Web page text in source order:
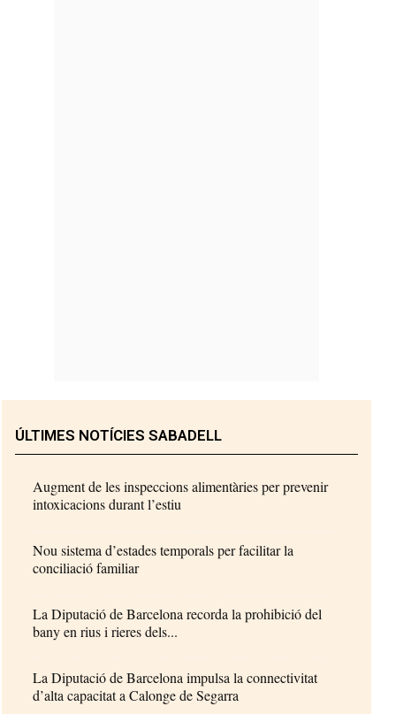
ÚLTIMES NOTÍCIES SABADELL
Augment de les inspeccions alimentàries per prevenir
intoxicacions durant l’estiu
Nou sistema d’estades temporals per facilitar la
conciliació familiar
La Diputació de Barcelona recorda la prohibició del
bany en rius i rieres dels...
La Diputació de Barcelona impulsa la connectivitat
d’alta capacitat a Calonge de Segarra